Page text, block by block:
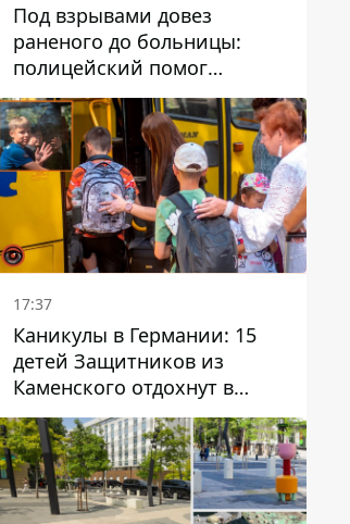
Под взрывами довез
раненого до больницы:
полицейский помог
пострадавшему после атаки
на Каменский район
17:37
Каникулы в Германии: 15
детей Защитников из
Каменского отдохнут в
Вуппертале